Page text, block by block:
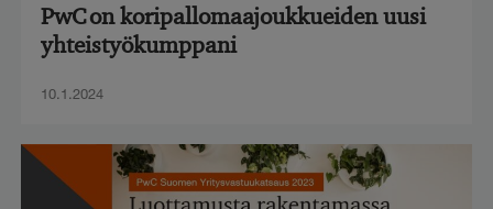
PwC on koripallomaajoukkueiden uusi
yhteistyökumppani
10.1.2024